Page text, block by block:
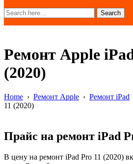
Search
Ремонт Apple
(2020)
Home › Ремонт Apple › Ремонт iPad
11 (2020)
Прайс на ремонт iPad
В цену на ремонт iPad Pro 11 (2020)